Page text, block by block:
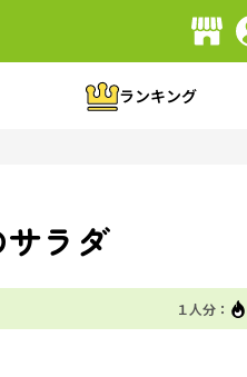
ランキング
ラダ
１人分：